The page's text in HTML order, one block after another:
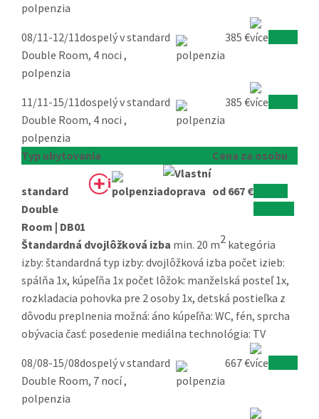
polpenzia
08/11-12/11dospelý v standard
Double Room, 4 noci ,
polpenzia
385 €
11/11-15/11dospelý v standard
Double Room, 4 noci ,
polpenzia
385 €
Typ ubytovania Cena za osobu
standard
Double
Room | DB01
od 667 €
Štandardná dvojlôžková izba min. 20 m2 kategória
izby: štandardná typ izby: dvojlôžková izba počet izieb:
spálňa 1x, kúpeľňa 1x počet lôžok: manželská posteľ 1x,
rozkladacia pohovka pre 2 osoby 1x, detská postieľka z
dôvodu preplnenia možná: áno kúpeľňa: WC, fén, sprcha
obývacia časť: posedenie mediálna technológia: TV
08/08-15/08dospelý v standard
Double Room, 7 nocí ,
polpenzia
667 €